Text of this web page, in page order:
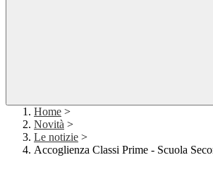
Home >
Novità >
Le notizie >
Accoglienza Classi Prime - Scuola